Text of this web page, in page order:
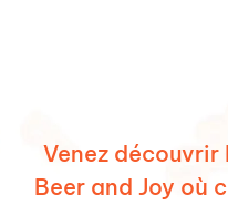
Venez découvrir
Beer and Joy où